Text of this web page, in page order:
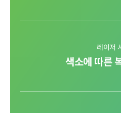
레이저
색소에 따른